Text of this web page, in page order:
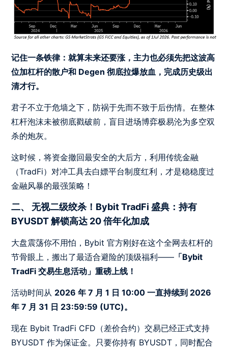
记住一条铁律：就算未来还要涨，主力也必须先把这波高
位加杠杆的散户和 Degen 彻底拉爆放血，完成历史级出
清才行。
君子不立于危墙之下，防祸于先而不致于后伤情。在整体
杠杆泡沫未被彻底戳破前，盲目进场博弈极易沦为多空双
杀的炮灰。
这时候，将资金撤回最安全的大后方，利用传统金融
（TradFi）对冲工具去白嫖平台制度红利，才是稳稳度过
金融风暴的最强策略！
二、 无视二级绞杀！Bybit TradFi 盛典：持有
BYUSDT 解锁高达 20 倍年化加成
大盘震荡你不用怕，Bybit 官方刚好在这个全网去杠杆的
节骨眼上，搬出了最适合避险的顶级福利—— 「Bybit
TradFi 交易生息活动」重磅上线！
活动时间从 2026 年 7 月 1 日 10:00 一直持续到 2026
年 7 月 31 日 23:59:59 (UTC)。
现在 Bybit TradFi CFD（差价合约）交易已经正式支持
BYUSDT 作为保证金。只要你持有 BYUSDT，同时配合